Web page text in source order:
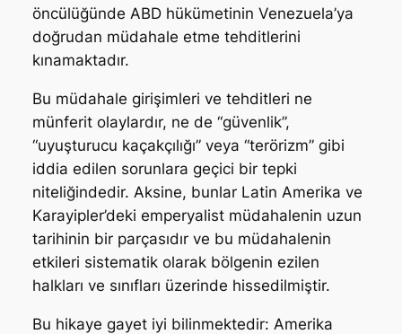
öncülüğünde ABD hükümetinin Venezuela’ya
doğrudan müdahale etme tehditlerini
kınamaktadır.
Bu müdahale girişimleri ve tehditleri ne
münferit olaylardır, ne de “güvenlik”,
“uyuşturucu kaçakçılığı” veya “terörizm” gibi
iddia edilen sorunlara geçici bir tepki
niteliğindedir. Aksine, bunlar Latin Amerika ve
Karayipler’deki emperyalist müdahalenin uzun
tarihinin bir parçasıdır ve bu müdahalenin
etkileri sistematik olarak bölgenin ezilen
halkları ve sınıfları üzerinde hissedilmiştir.
Bu hikaye gayet iyi bilinmektedir: Amerika